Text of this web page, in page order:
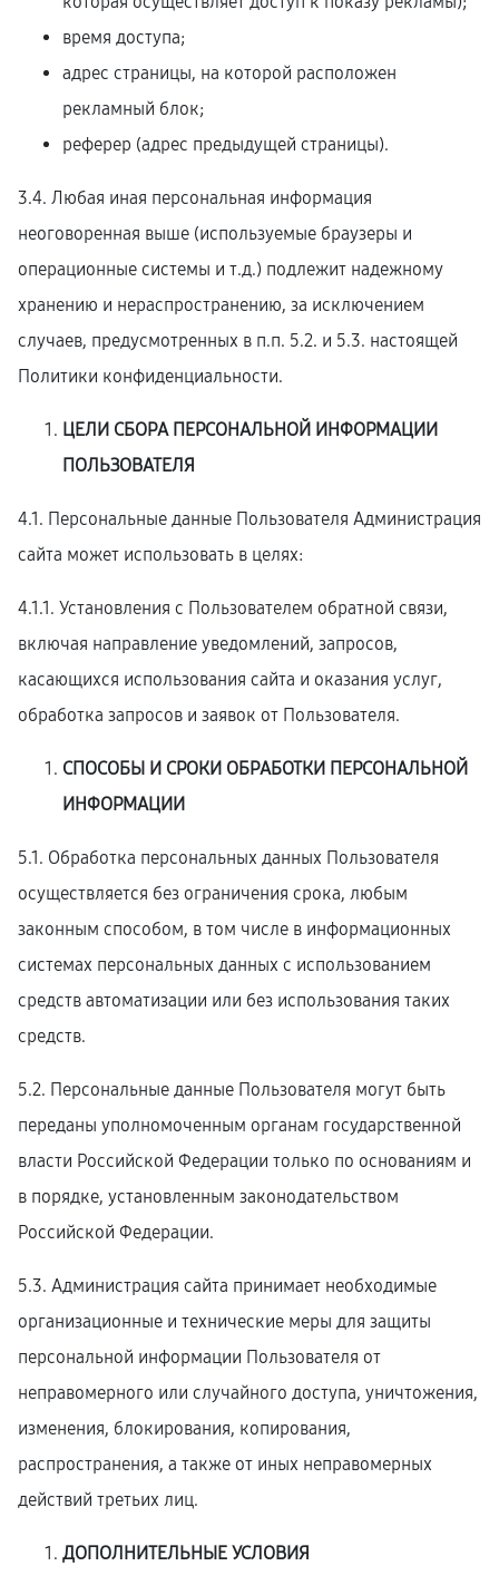
время доступа;
адрес страницы, на которой расположен
рекламный блок;
реферер (адрес предыдущей страницы).
3.4. Любая иная персональная информация
неоговоренная выше (используемые браузеры и
операционные системы и т.д.) подлежит надежному
хранению и нераспространению, за исключением
случаев, предусмотренных в п.п. 5.2. и 5.3. настоящей
Политики конфиденциальности.
ЦЕЛИ СБОРА ПЕРСОНАЛЬНОЙ ИНФОРМАЦИИ
ПОЛЬЗОВАТЕЛЯ
4.1. Персональные данные Пользователя Администрация
сайта может использовать в целях:
4.1.1. Установления с Пользователем обратной связи,
включая направление уведомлений, запросов,
касающихся использования сайта и оказания услуг,
обработка запросов и заявок от Пользователя.
СПОСОБЫ И СРОКИ ОБРАБОТКИ ПЕРСОНАЛЬНОЙ
ИНФОРМАЦИИ
5.1. Обработка персональных данных Пользователя
осуществляется без ограничения срока, любым
законным способом, в том числе в информационных
системах персональных данных с использованием
средств автоматизации или без использования таких
средств.
5.2. Персональные данные Пользователя могут быть
переданы уполномоченным органам государственной
власти Российской Федерации только по основаниям и
в порядке, установленным законодательством
Российской Федерации.
5.3. Администрация сайта принимает необходимые
организационные и технические меры для защиты
персональной информации Пользователя от
неправомерного или случайного доступа, уничтожения,
изменения, блокирования, копирования,
распространения, а также от иных неправомерных
действий третьих лиц.
ДОПОЛНИТЕЛЬНЫЕ УСЛОВИЯ